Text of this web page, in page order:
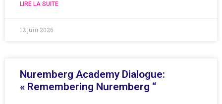
LIRE LA SUITE
12 juin 2026
Nuremberg Academy Dialogue:
« Remembering Nuremberg “